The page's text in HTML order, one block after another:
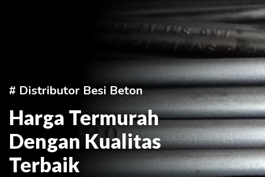
# Distributor Besi Beton
Harga Termurah
Dengan Kualitas
Terbaik